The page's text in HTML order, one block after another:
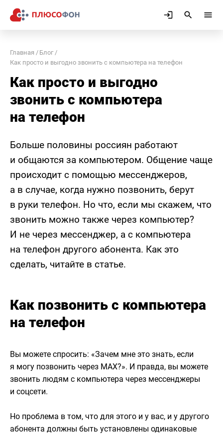
Главная
Блог
Как просто и выгодно звонить с компьютера на телефон
Как просто и выгодно
звонить с компьютера
на телефон
Больше половины россиян работают
и общаются за компьютером. Общение чаще
происходит с помощью мессенджеров,
а в случае, когда нужно позвонить, берут
в руки телефон. Но что, если мы скажем, что
звонить можно также через компьютер?
И не через мессенджер, а с компьютера
на телефон другого абонента. Как это
сделать, читайте в статье.
Как позвонить с компьютера
на телефон
Вы можете спросить: «Зачем мне это знать, если
я могу позвонить через MAX?». И правда, вы можете
звонить людям с компьютера через мессенджеры
и соцсети.
Но проблема в том, что для этого и у вас, и у другого
абонента должны быть установлены одинаковые